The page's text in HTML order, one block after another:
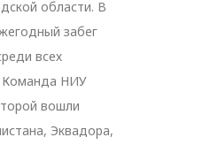
области. В
забег
всех
Команда НИУ
вошли
Эквадора,